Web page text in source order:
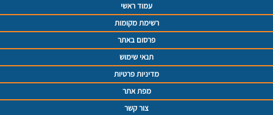
עמוד ראשי
רשימת מקומות
פרסום באתר
תנאי שימוש
מדיניות פרטיות
מפת אתר
צור קשר